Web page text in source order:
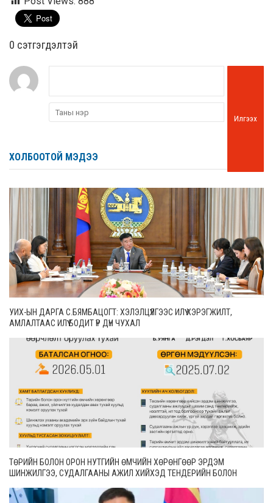
0 cэтгэгдэлтэй
Илгээх
ХОЛБООТОЙ МЭДЭЭ
УИХ-ЫН ДАРГА С.БЯМБАЦОГТ: ХЭЛЭЛЦҮҮЛГЭЭС ИЛҮҮ ХЭРЭГЖИЛТ,
АМЛАЛТААС ИЛҮҮ БОДИТ ҮР ДҮН ЧУХАЛ
ТӨРИЙН БОЛОН ОРОН НУТГИЙН ӨМЧИЙН ХӨРӨНГӨӨР ЭРДЭМ
ШИНЖИЛГЭЭ, СУДАЛГААНЫ АЖИЛ ХИЙХЭД ТЕНДЕРИЙН БОЛОН